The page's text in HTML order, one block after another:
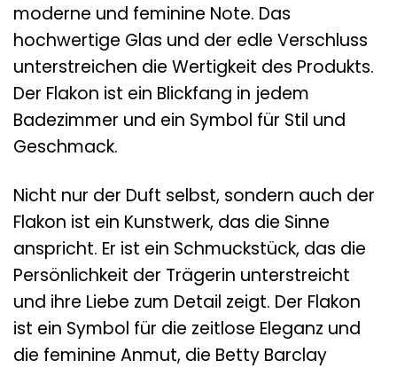
moderne und feminine Note. Das
hochwertige Glas und der edle Verschluss
unterstreichen die Wertigkeit des Produkts.
Der Flakon ist ein Blickfang in jedem
Badezimmer und ein Symbol für Stil und
Geschmack.
Nicht nur der Duft selbst, sondern auch der
Flakon ist ein Kunstwerk, das die Sinne
anspricht. Er ist ein Schmuckstück, das die
Persönlichkeit der Trägerin unterstreicht
und ihre Liebe zum Detail zeigt. Der Flakon
ist ein Symbol für die zeitlose Eleganz und
die feminine Anmut, die Betty Barclay